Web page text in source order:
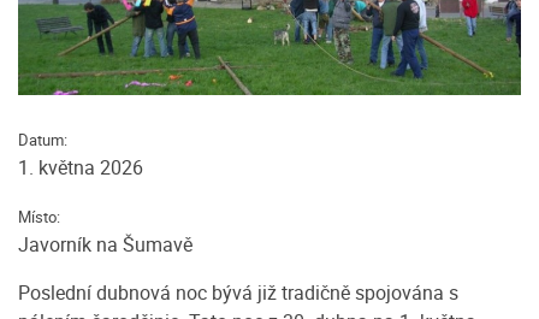
Datum:
1. května 2026
Místo:
Javorník na Šumavě
Poslední dubnová noc bývá již tradičně spojována s